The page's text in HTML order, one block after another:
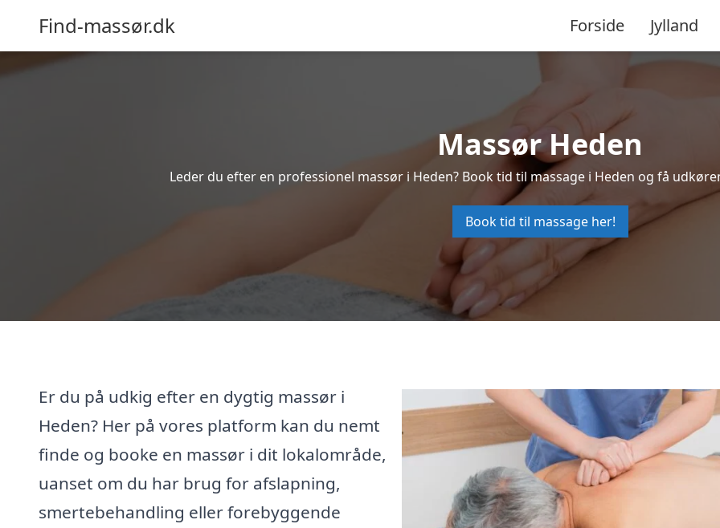
Find-massør.dk Forside Jylland
Massør Heden
Leder du efter en professionel massør i Heden? Book tid til massage i Heden og få
Book tid til massage her!
Er du på udkig efter en dygtig massør i
Heden? Her på vores platform kan du nemt
finde og booke en massør i dit lokalområde,
uanset om du har brug for afslapning,
smertebehandling eller forebyggende